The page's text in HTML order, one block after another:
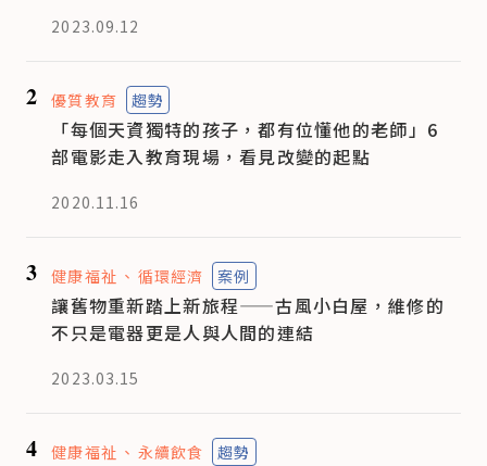
2023.09.12
2 優質教育 趨勢
「每個天資獨特的孩子，都有位懂他的老師」6
部電影走入教育現場，看見改變的起點
2020.11.16
3 健康福祉 循環經濟 案例
讓舊物重新踏上新旅程——古風小白屋，維修的
不只是電器更是人與人間的連結
2023.03.15
4 健康福祉 永續飲食 趨勢